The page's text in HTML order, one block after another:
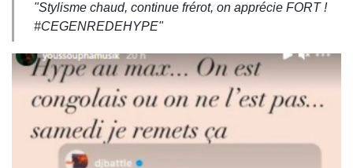
"Stylisme chaud, continue frérot, on apprécie FORT !
#CEGENREDEHYPE"